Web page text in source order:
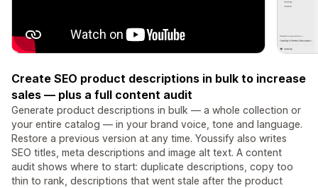
Create SEO product descriptions in bulk to increase
sales — plus a full content audit
Generate product descriptions in bulk — a whole collection or
your entire catalog — in your brand voice, tone and language.
Restore a previous version at any time. Youssify also writes
SEO titles, meta descriptions and image alt text. A content
audit shows where to start: duplicate descriptions, copy too
thin to rank, descriptions that went stale after the product